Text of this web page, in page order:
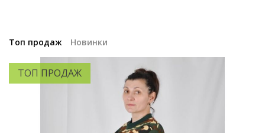
Топ продаж Новинки
ТОП ПРОДАЖ